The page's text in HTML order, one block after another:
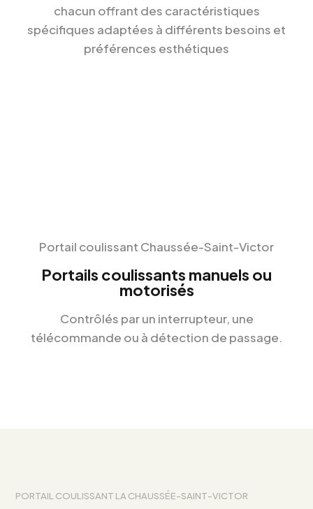
chacun offrant des caractéristiques
spécifiques adaptées à différents besoins et
préférences esthétiques
Portail coulissant Chaussée-Saint-Victor
Portails coulissants manuels ou
motorisés
Contrôlés par un interrupteur, une
télécommande ou à détection de passage.
PORTAIL COULISSANT LA CHAUSSÉE-SAINT-VICTOR